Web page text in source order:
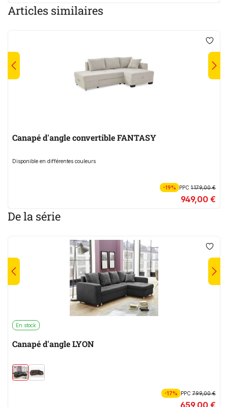
Articles similaires
Canapé d'angle convertible FANTASY
Disponible en différentes couleurs
-19% PPC1 179,00 €
949,00 €
De la série
En stock
Canapé d'angle LYON
-17% PPC799,00 €